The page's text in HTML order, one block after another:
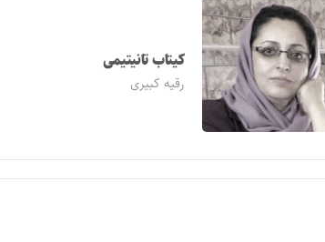
کیتاب تانیتیمی
رقیه کبیری